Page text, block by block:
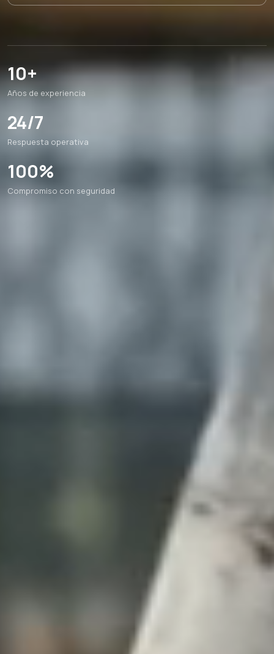
10+
Años de experiencia
24/7
Respuesta operativa
100%
Compromiso con seguridad